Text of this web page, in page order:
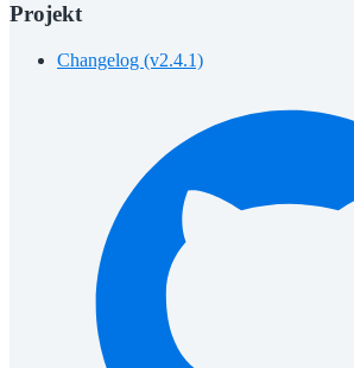
Projekt
Changelog (v2.4.1)